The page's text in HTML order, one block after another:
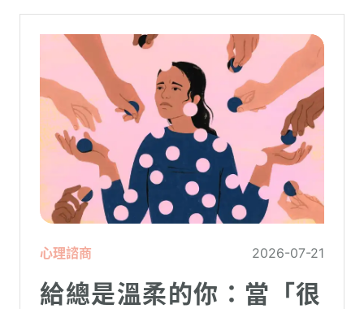
心理諮商 2026-07-21
給總是溫柔的你：當「很